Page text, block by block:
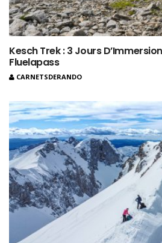
Kesch Trek : 3 Jours
Fluelapass
CARNETSDERANDO